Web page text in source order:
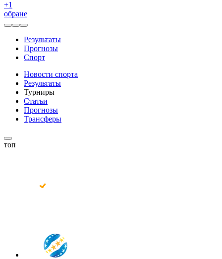
+1
обране
Результаты
Прогнозы
Спорт
Новости спорта
Результаты
Турниры
Статьи
Прогнозы
Трансферы
топ